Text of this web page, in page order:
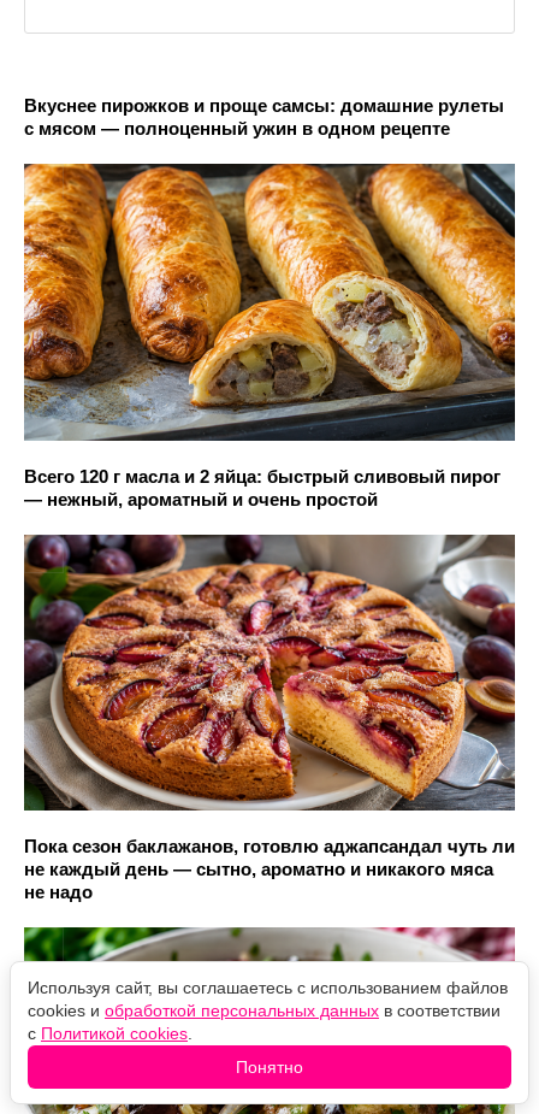
Вкуснее пирожков и проще самсы: домашние рулеты
с мясом — полноценный ужин в одном рецепте
Всего 120 г масла и 2 яйца: быстрый сливовый пирог
— нежный, ароматный и очень простой
Пока сезон баклажанов, готовлю аджапсандал чуть ли
не каждый день — сытно, ароматно и никакого мяса
не надо
Используя сайт, вы соглашаетесь с использованием файлов
cookies и обработкой персональных данных в соответствии
с Политикой cookies
Понятно